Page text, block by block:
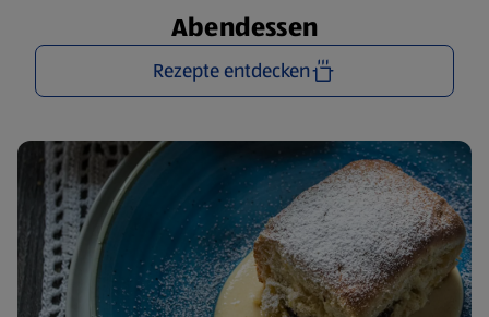
Abendessen
Rezepte entdecken